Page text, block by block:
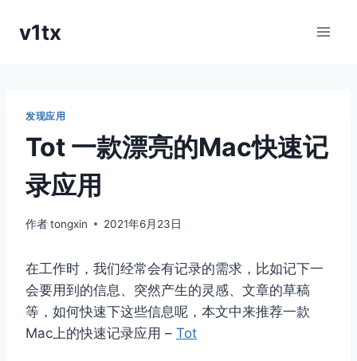
v1tx
发现应用
Tot 一款漂亮的Mac快速记
录应用
作者tongxin 2021年6月23日
在工作时，我们经常会有记录的需求，比如记下一
会要用到的信息、突然产生的灵感、文章的草稿
等，如何快速下这些信息呢，本文中来推荐一款
Mac上的快速记录应用 – Tot